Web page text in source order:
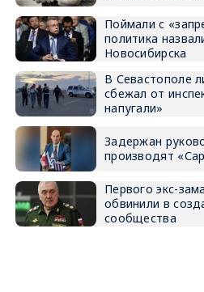
Поймали с
политика
Новосибирска
В Севастополе
сбежал от
напугали»
Задержан
производят
Первого экс-
обвинили в
сообщества